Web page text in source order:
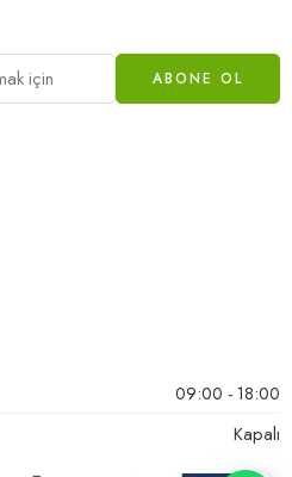
09:00 - 18:00
Kapalı